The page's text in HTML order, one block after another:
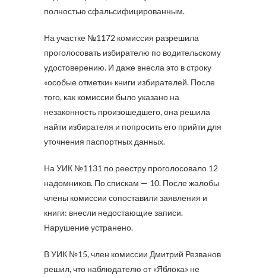
полностью сфальсифицированным.
На участке №1172 комиссия разрешила
проголосовать избирателю по водительскому
удостоверению. И даже внесла это в строку
«особые отметки» книги избирателей. После
того, как комиссии было указано на
незаконность произошедшего, она решила
найти избирателя и попросить его прийти для
уточнения паспортных данных.
На УИК №1131 по реестру проголосовало 12
надомников. По спискам — 10. После жалобы
члены комиссии сопоставили заявления и
книги: внесли недостающие записи.
Нарушение устранено.
В УИК №15, член комиссии Дмитрий Резванов
решил, что наблюдателю от «Яблока» не